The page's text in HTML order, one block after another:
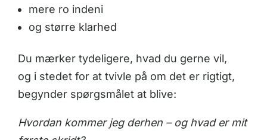
mere ro indeni
og større klarhed
Du mærker tydeligere, hvad du gerne vil,
og i stedet for at tvivle på om det er rigtigt,
begynder spørgsmålet at blive:
Hvordan kommer jeg derhen – og hvad er mit